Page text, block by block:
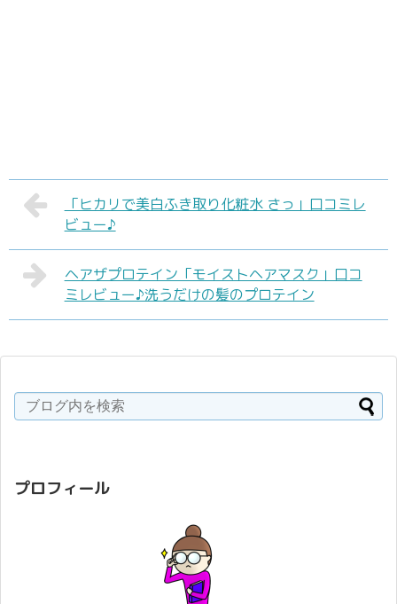
「ヒカリで美白ふき取り化粧水 さっ」口コミレ
ビュー♪
ヘアザプロテイン「モイストヘアマスク」口コ
ミレビュー♪洗うだけの髪のプロテイン
プロフィール